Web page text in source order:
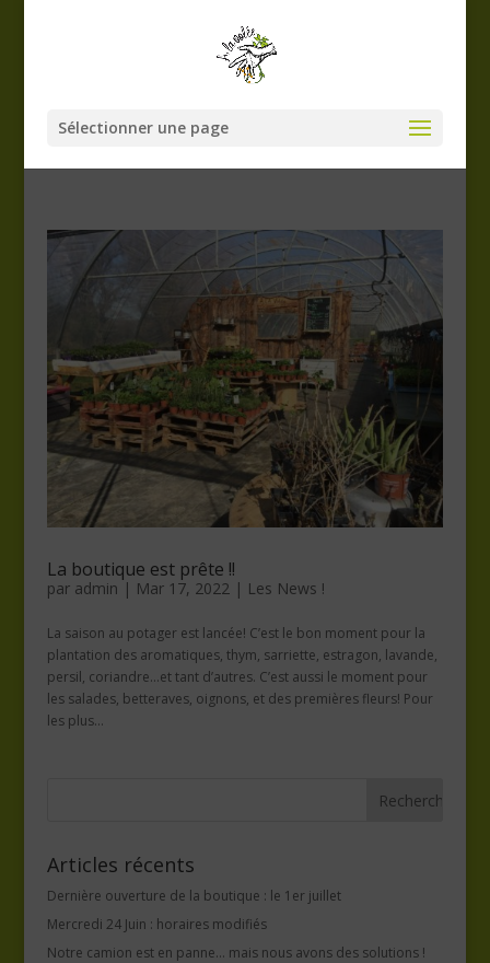
Sélectionner une page
La boutique est prête !!
par admin | Mar 17, 2022| Les News !
La saison au potager est lancée! C’est le bon moment pour la
plantation des aromatiques, thym, sarriette, estragon, lavande,
persil, coriandre…et tant d’autres. C’est aussi le moment pour
les salades, betteraves, oignons, et des premières fleurs! Pour
les plus...
Articles récents
Dernière ouverture de la boutique : le 1er juillet
Mercredi 24 Juin : horaires modifiés
Notre camion est en panne… mais nous avons des solutions !